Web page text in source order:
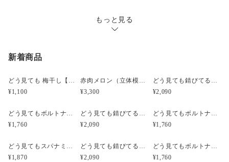
もっと見る
新着商品
どう見ても 梅干し【みつ漬け】）（立体模型）☆リアルな食品サンプルのキーホルダー
¥1,100
赤肉メロン（立体模型）小サイズ☆リアルな食品サンプルのフルーツピアス
¥3,300
どう見ても錆びてるボルトナットのピアス（立体模型）☆ぺケ鉄TOOL☆リアルな工具模型のピアス
¥2,090
どう見てもボルトナットのピアス（立体模型）☆ぺケ鉄TOOL☆リアルな工具模型のピアス
¥1,760
どう見ても錆びてるボルトナットのキーホルダー【SABI】（立体模型）☆ぺケ鉄TOOL☆リアルな工具模型のキーホルダー
¥2,090
どう見てもボルトナットのキーホルダー【無限ネジネジ】（立体模型）☆ぺケ鉄TOOL☆リアルな工具模型のキーホルダー
¥1,760
どう見てもスパナミニS67のピアス【シルバー】（立体模型）☆ぺケ鉄TOOL☆リアルな工具模型のピアス
¥1,870
どう見ても錆びてるボルトナットのイヤリング（立体模型）☆ぺケ鉄TOOL☆リアルな工具模型のイヤリング
¥2,090
どう見てもボルトナットのイヤリング（立体模型）☆ぺケ鉄TOOL☆リアルな工具模型のイヤリング
¥1,760